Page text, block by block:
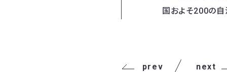
国およそ200の自
prev next